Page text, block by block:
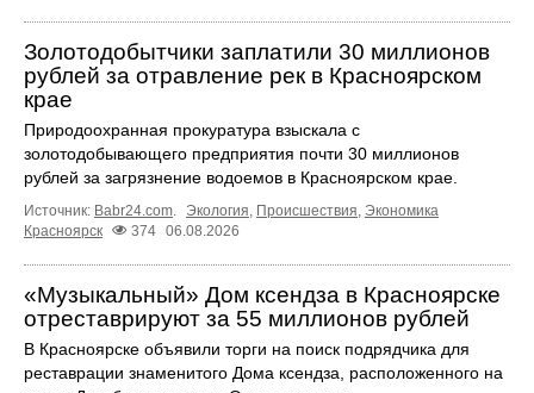
Золотодобытчики заплатили 30 миллионов
рублей за отравление рек в Красноярском
крае
Природоохранная прокуратура взыскала с
золотодобывающего предприятия почти 30 миллионов
рублей за загрязнение водоемов в Красноярском крае.
Источник: Babr24.com Экология Происшествия Экономика
Красноярск
374 06.08.2026
«Музыкальный» Дом ксендза в Красноярске
отреставрируют за 55 миллионов рублей
В Красноярске объявили торги на поиск подрядчика для
реставрации знаменитого Дома ксендза, расположенного на